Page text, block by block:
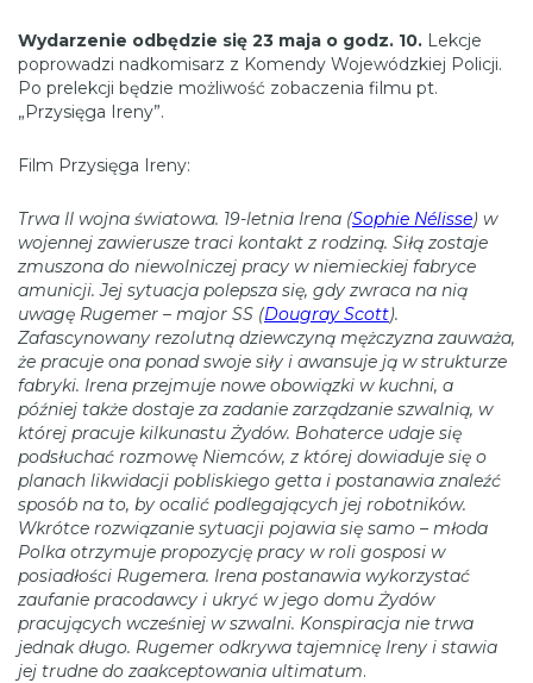
Wydarzenie odbędzie się 23 maja o godz. 10. Lekcje
poprowadzi nadkomisarz z Komendy Wojewódzkiej Policji.
Po prelekcji będzie możliwość zobaczenia filmu pt.
„Przysięga Ireny”.
Film Przysięga Ireny:
Trwa II wojna światowa. 19-letnia Irena (Sophie Nélisse) w
wojennej zawierusze traci kontakt z rodziną. Siłą zostaje
zmuszona do niewolniczej pracy w niemieckiej fabryce
amunicji. Jej sytuacja polepsza się, gdy zwraca na nią
uwagę Rugemer – major SS (Dougray Scott).
Zafascynowany rezolutną dziewczyną mężczyzna zauważa,
że pracuje ona ponad swoje siły i awansuje ją w strukturze
fabryki. Irena przejmuje nowe obowiązki w kuchni, a
później także dostaje za zadanie zarządzanie szwalnią, w
której pracuje kilkunastu Żydów. Bohaterce udaje się
podsłuchać rozmowę Niemców, z której dowiaduje się o
planach likwidacji pobliskiego getta i postanawia znaleźć
sposób na to, by ocalić podlegających jej robotników.
Wkrótce rozwiązanie sytuacji pojawia się samo – młoda
Polka otrzymuje propozycję pracy w roli gosposi w
posiadłości Rugemera. Irena postanawia wykorzystać
zaufanie pracodawcy i ukryć w jego domu Żydów
pracujących wcześniej w szwalni. Konspiracja nie trwa
jednak długo. Rugemer odkrywa tajemnicę Ireny i stawia
jej trudne do zaakceptowania ultimatum.